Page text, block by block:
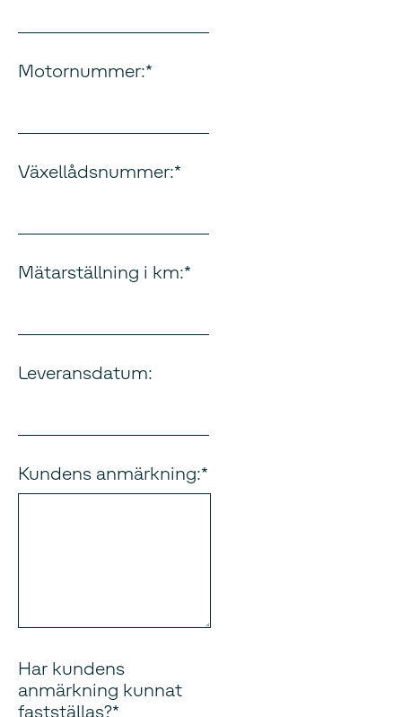
Motornummer:
Växellådsnummer:
Mätarställning i km:
Leveransdatum:
Kundens anmärkning:
Har kundens
anmärkning kunnat
fastställas?